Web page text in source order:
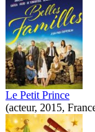
Le Petit Prince
(acteur, 2015,